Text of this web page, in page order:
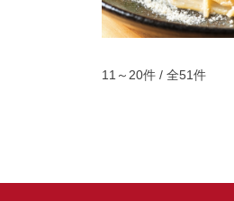
11～20件 / 全51件